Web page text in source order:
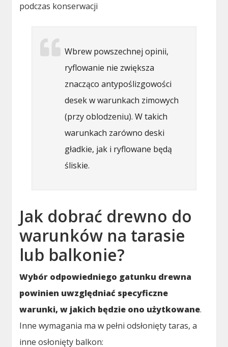
podczas konserwacji
Wbrew powszechnej opinii,
ryflowanie nie zwiększa
znacząco antypoślizgowości
desek w warunkach zimowych
(przy oblodzeniu). W takich
warunkach zarówno deski
gładkie, jak i ryflowane będą
śliskie.
Jak dobrać drewno do
warunków na tarasie
lub balkonie?
Wybór odpowiedniego gatunku drewna
powinien uwzględniać specyficzne
warunki, w jakich będzie ono użytkowane.
Inne wymagania ma w pełni odsłonięty taras, a
inne osłonięty balkon: